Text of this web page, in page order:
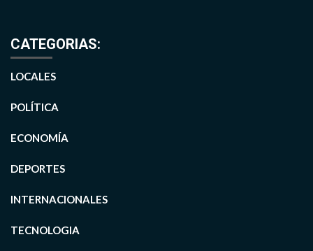
CATEGORIAS:
LOCALES
POLÍTICA
ECONOMÍA
DEPORTES
INTERNACIONALES
TECNOLOGIA